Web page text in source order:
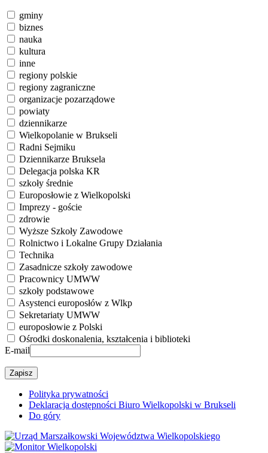
gminy
biznes
nauka
kultura
inne
regiony polskie
regiony zagraniczne
organizacje pozarządowe
powiaty
dziennikarze
Wielkopolanie w Brukseli
Radni Sejmiku
Dziennikarze Bruksela
Delegacja polska KR
szkoły średnie
Europosłowie z Wielkopolski
Imprezy - goście
zdrowie
Wyższe Szkoły Zawodowe
Rolnictwo i Lokalne Grupy Działania
Technika
Zasadnicze szkoły zawodowe
Pracownicy UMWW
szkoły podstawowe
Asystenci europosłów z Wlkp
Sekretariaty UMWW
europosłowie z Polski
Ośrodki doskonalenia, kształcenia i biblioteki
E-mail
Polityka prywatności
Deklaracja dostępności Biuro Wielkopolski w Brukseli
Do góry